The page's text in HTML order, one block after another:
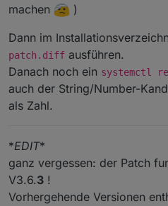
machen
)
Dann im
patch.diff ausführen.
Danach noch ein systemctl
auch der String/Number-
als Zahl.
*EDIT*
ganz vergessen: der Patch
V3.6.3 !
Vorhergehende Versionen